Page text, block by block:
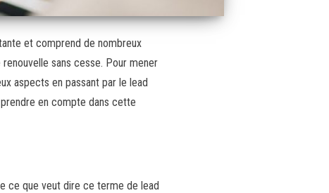
et comprend de nombreux
sans cesse. Pour mener
aspects en passant par le lead
en compte dans cette
ce que veut dire ce terme de lead